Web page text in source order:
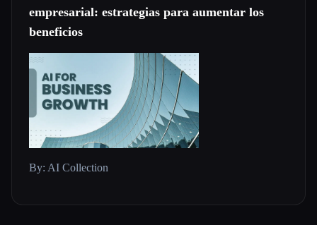
empresarial: estrategias para aumentar los
beneficios
By: AI Collection